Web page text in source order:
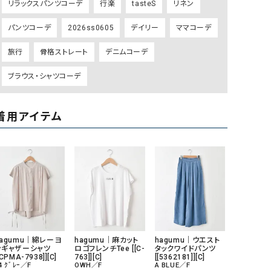
GO TO HOLLYWOOD（ゴートゥーハリウ
ッド）
THIRTY（サーティ）
G-STAR RAW（ジースターロウ）
GOOD SPEED（グッドスピード）
GAIMO（ガイモ）
GRAMICCI（グラミチ）
upper hights（アッパーハイ
Gives a sense of fullment +phenix（フェニックス）
HUNTER（ハンター） WILD THINGS（ワイルドシ
ICHI（イチ）
ILIMA（イリマ）
リラックスパンツコーデ 行楽 tasteS リネン
パンツコーデ 2026ss0605 デイリー ママコーデ
旅行 骨格ストレート デニムコーデ
ブラウス・シャツコーデ
用アイテム
｜綿レーヨ
ャザーシャツ
7938]][C]
ｸﾞﾚｰ／F
hagumu｜麻カット
ロゴフレンチTee [[C-
763]][C]
OWH／F
hagumu｜ウエスト
タックワイドパンツ
[[5362181]][C]
A BLUE／F